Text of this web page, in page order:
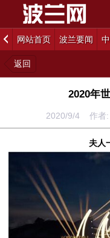
网站首页 波兰要闻
返回
2020年
2020/9/4 作者
夫人